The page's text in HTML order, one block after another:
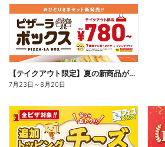
【テイクアウト限定】夏の新商品が加わった、ピザーラボックス
7月23日 ～8月20日